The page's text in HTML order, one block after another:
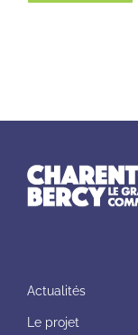
Actualités
Le projet